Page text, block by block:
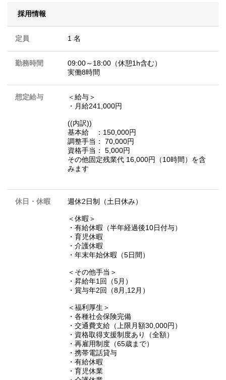
採用情報
定員 1 名
勤務時間
09:00～18:00（休憩1h含む）
実働8時間
想定給与
＜給与＞
・月給241,000円
((内訳))
基本給 ：150,000円
調整手当： 70,000円
資格手当： 5,000円
その他固定残業代 16,000円（10時間）を含
みます
休日・休暇 週休2日制（土日休み）
＜休暇＞
・有給休暇（半年経過後10日付与）
・育児休暇
・介護休暇
・年末年始休暇（5日間）
＜その他手当＞
・昇給年1回（5月）
・賞与年2回（8月,12月）
＜福利厚生＞
・各種社会保険完備
・交通費支給（上限月額30,000円）
・資格取得支援制度あり（全額）
・再雇用制度（65歳まで）
・携帯電話貸与
・有給休暇
・育児休業